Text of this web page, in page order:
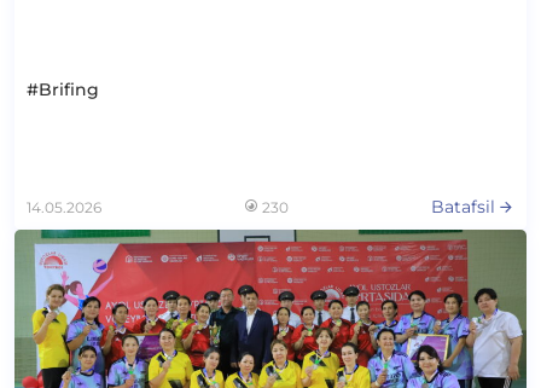
#Brifing
14.05.2026 230 Batafsil